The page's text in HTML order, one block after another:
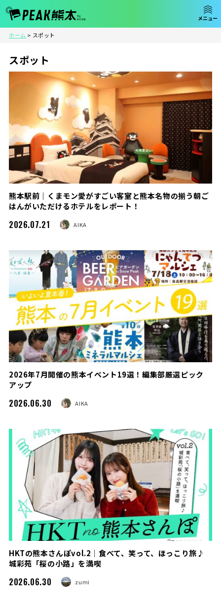
ホーム > スポット
スポット
熊本駅前｜くまモン愛がすごい客室と熊本名物の揃う朝ご
はんがいただけるホテルをレポート！
2026.07.21 AIKA
2026年7月開催の熊本イベント19選！編集部厳選ピック
アップ
2026.06.30 AIKA
HKTの熊本さんぽvol.2｜食べて、笑って、ほっこり旅♪
城彩苑「桜の小路」を満喫
2026.06.30 zumi